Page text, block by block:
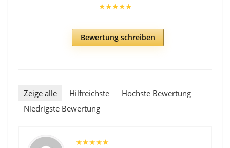
★★★★★
Bewertung schreiben
Zeige alle Hilfreichste
Höchste Bewertung
Niedrigste Bewertung
★★★★★